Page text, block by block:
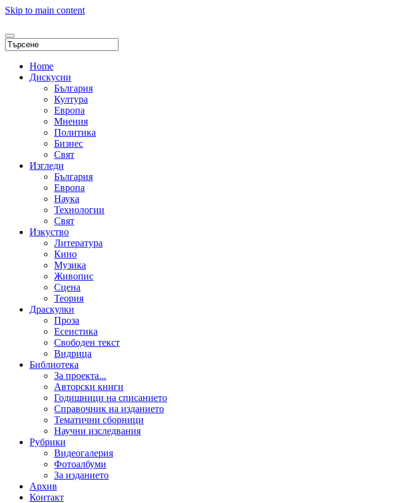
Skip to main content
Home
Дискусии
България
Култура
Европа
Мнения
Политика
Бизнес
Свят
Изгледи
България
Европа
Наука
Технологии
Свят
Изкуство
Литература
Кино
Музика
Живопис
Сцена
Теория
Драскулки
Проза
Есеистика
Свободен текст
Видрица
Библиотека
За проекта...
Авторски книги
Годишници на списанието
Справочник на изданието
Тематични сборници
Научни изследвания
Рубрики
Видеогалерия
Фотоалбуми
За изданието
Архив
Контакт